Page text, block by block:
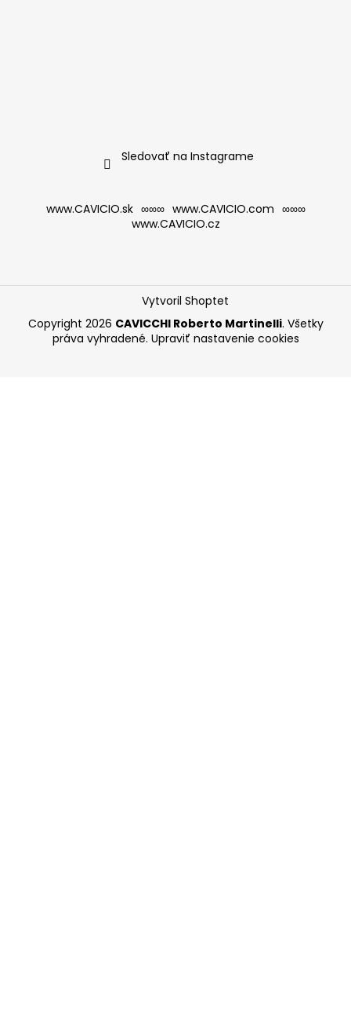
Sledovať na Instagrame
www.CAVICIO.sk ∞∞∞ www.CAVICIO.com ∞∞∞
www.CAVICIO.cz
Vytvoril Shoptet
Copyright 2026 CAVICCHI Roberto Martinelli. Všetky
práva vyhradené. Upraviť nastavenie cookies